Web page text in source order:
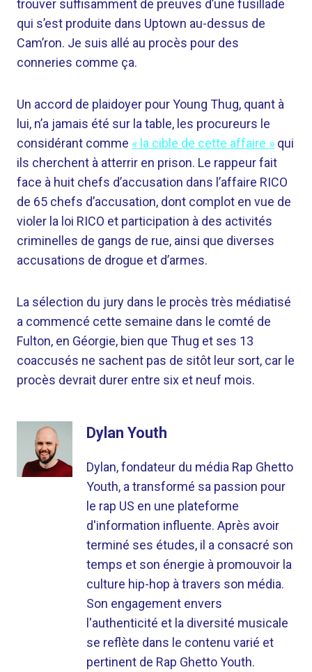
trouver suffisamment de preuves d’une fusillade
qui s’est produite dans Uptown au-dessus de
Cam’ron. Je suis allé au procès pour des
conneries comme ça.
Un accord de plaidoyer pour Young Thug, quant à
lui, n’a jamais été sur la table, les procureurs le
considérant comme « la cible de cette affaire » qui
ils cherchent à atterrir en prison. Le rappeur fait
face à huit chefs d’accusation dans l’affaire RICO
de 65 chefs d’accusation, dont complot en vue de
violer la loi RICO et participation à des activités
criminelles de gangs de rue, ainsi que diverses
accusations de drogue et d’armes.
La sélection du jury dans le procès très médiatisé
a commencé cette semaine dans le comté de
Fulton, en Géorgie, bien que Thug et ses 13
coaccusés ne sachent pas de sitôt leur sort, car le
procès devrait durer entre six et neuf mois.
Dylan Youth
Dylan, fondateur du média Rap Ghetto
Youth, a transformé sa passion pour
le rap US en une plateforme
d'information influente. Après avoir
terminé ses études, il a consacré son
temps et son énergie à promouvoir la
culture hip-hop à travers son média.
Son engagement envers
l'authenticité et la diversité musicale
se reflète dans le contenu varié et
pertinent de Rap Ghetto Youth.